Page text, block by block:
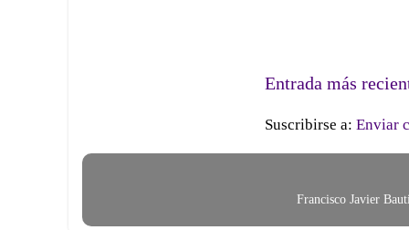
Entrada más
Suscribirse a: Enviar
Francisco Javier